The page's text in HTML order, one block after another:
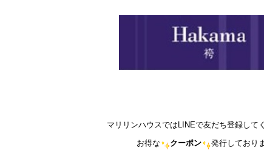
マリリンハウスではLINEで友だち登録して
お得な クーポン 発行しており